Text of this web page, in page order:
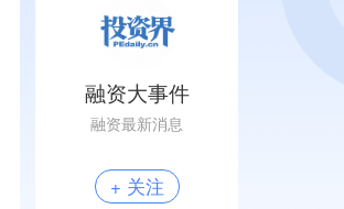
融资大事件
融资最新消息
+ 关注